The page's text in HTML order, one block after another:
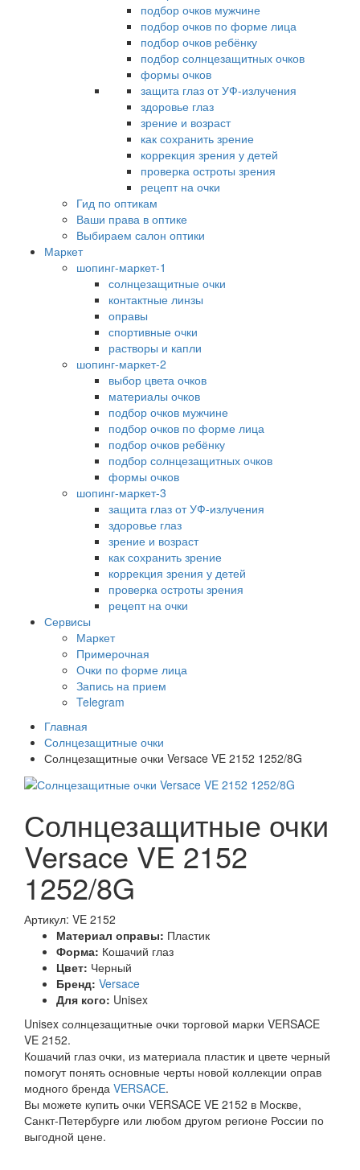
подбор очков мужчине
подбор очков по форме лица
подбор очков ребёнку
подбор солнцезащитных очков
формы очков
защита глаз от УФ-излучения
здоровье глаз
зрение и возраст
как сохранить зрение
коррекция зрения у детей
проверка остроты зрения
рецепт на очки
Гид по оптикам
Ваши права в оптике
Выбираем салон оптики
Маркет
шопинг-маркет-1
солнцезащитные очки
контактные линзы
оправы
спортивные очки
растворы и капли
шопинг-маркет-2
выбор цвета очков
материалы очков
подбор очков мужчине
подбор очков по форме лица
подбор очков ребёнку
подбор солнцезащитных очков
формы очков
шопинг-маркет-3
защита глаз от УФ-излучения
здоровье глаз
зрение и возраст
как сохранить зрение
коррекция зрения у детей
проверка остроты зрения
рецепт на очки
Сервисы
Маркет
Примерочная
Очки по форме лица
Запись на прием
Telegram
Главная
Солнцезащитные очки
Солнцезащитные очки Versace VE 2152 1252/8G
Солнцезащитные очки
Versace VE 2152
1252/8G
Артикул: VE 2152
Материал оправы: Пластик
Форма: Кошачий глаз
Цвет: Черный
Бренд: Versace
Для кого: Unisex
Unisex солнцезащитные очки торговой марки VERSACE
VE 2152.
Кошачий глаз очки, из материала пластик и цвете черный
помогут понять основные черты новой коллекции оправ
модного бренда VERSACE.
Вы можете купить очки VERSACE VE 2152 в Москве,
Санкт-Петербурге или любом другом регионе России по
выгодной цене.